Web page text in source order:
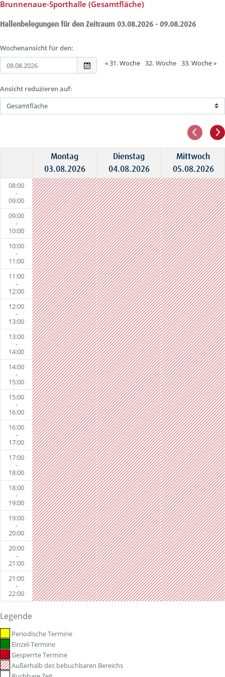
Brunnenaue-Sporthalle (Gesamtfläche)
Hallenbelegungen für den Zeitraum 03.08.2026 - 09.08.2026
Wochenansicht für den:
«31. Woche 32. Woche 33. Woche»
Ansicht reduzieren auf:
08:00
-
09:00
09:00
-
10:00
10:00
-
11:00
11:00
-
12:00
12:00
-
13:00
13:00
-
14:00
14:00
-
15:00
15:00
-
16:00
16:00
-
17:00
17:00
-
18:00
18:00
-
19:00
19:00
-
20:00
20:00
-
21:00
21:00
-
22:00
Montag
03.08.2026
Dienstag
04.08.2026
Mittwoch
05.08.2026
Legende
Periodische Termine
Einzel-Termine
Gesperrte Termine
Außerhalb des bebuchbaren Bereichs